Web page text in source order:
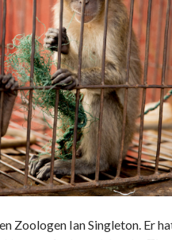
Zoologen Ian Singleton. Er